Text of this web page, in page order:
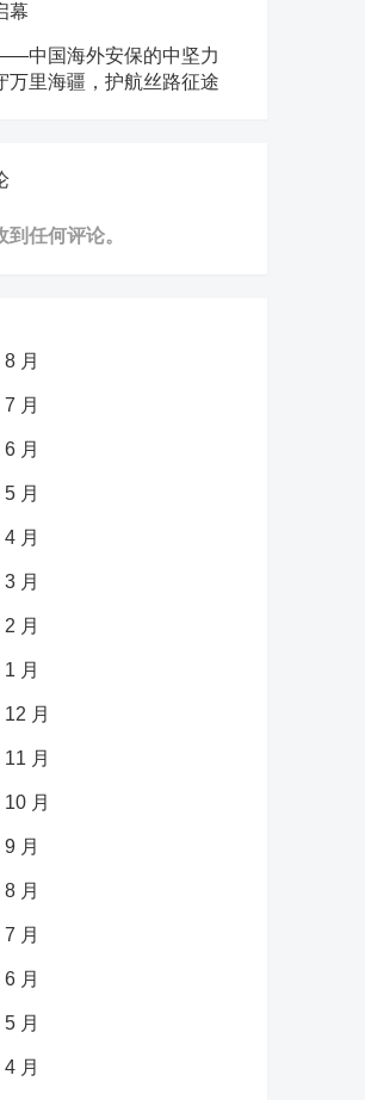
幕
中国海外安保的中坚力
万里海疆，护航丝路征途
到任何评论。
月
月
月
月
月
月
月
月
月
月
月
月
月
月
月
月
月